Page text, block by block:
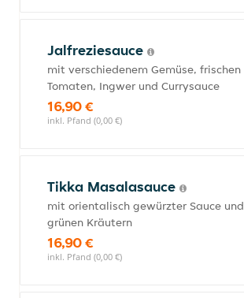
Jalfreziesauce
mit verschiedenem Gemüse, frischen
Tomaten, Ingwer und Currysauce
16,90 €
inkl. Pfand (0,00 €)
Tikka Masalasauce
mit orientalisch gewürzter Sauce und
grünen Kräutern
16,90 €
inkl. Pfand (0,00 €)